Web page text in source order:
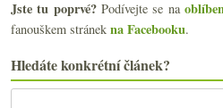
Jste tu poprvé?Podívejte se na
fanouškem stránek na Facebooku.
Hledáte konkrétní článek?